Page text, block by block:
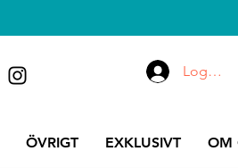
ÖVRIGT EXKLUSIVT OM
Logga